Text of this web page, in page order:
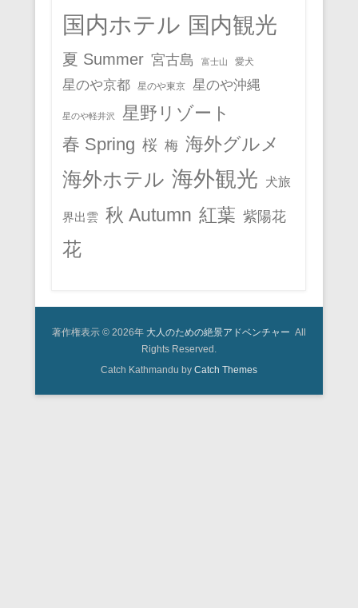
国内ホテル 国内観光
夏 Summer 宮古島 富士山 愛犬
星のや京都 星のや東京 星のや沖縄
星のや軽井沢
星野リゾート
春 Spring 桜 梅 海外グルメ
海外ホテル 海外観光 犬旅
界出雲 秋 Autumn 紅葉 紫陽花
花
著作権表示 © 2026年 大人のための絶景アドベンチャー All
Rights Reserved.
Catch Kathmandu by Catch Themes